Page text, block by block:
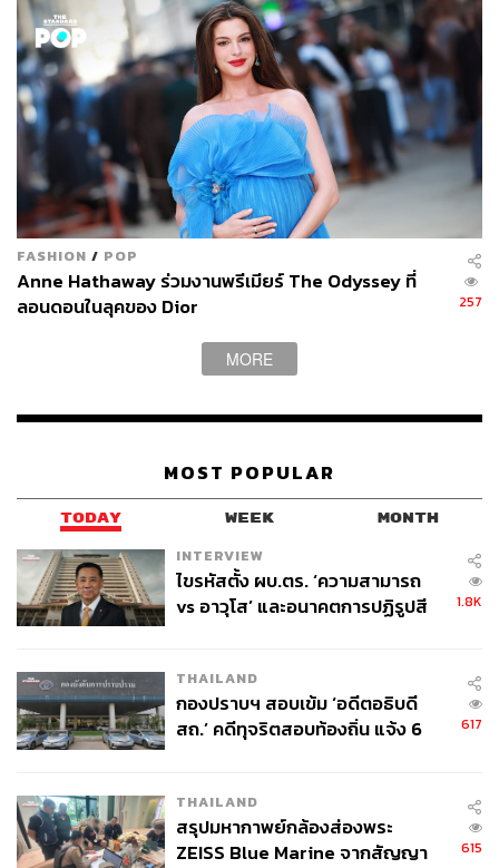
FASHION / POP
Anne Hathaway ร่วมงานพรีเมียร์ The Odyssey ที่
ลอนดอนในลุคของ Dior
257
MORE
MOST POPULAR
TODAY WEEK MONTH
INTERVIEW
ไขรหัสตั้ง ผบ.ตร. ‘ความสามารถ
vs อาวุโส’ และอนาคตการปฏิรูปสี
1.8K
THAILAND
กองปราบฯ สอบเข้ม ‘อดีตอธิบดี
สถ.’ คดีทุจริตสอบท้องถิ่น แจ้ง 6
617
THAILAND
สรุปมหากาพย์กล้องส่องพระ
ZEISS Blue Marine จากสัญญา
615